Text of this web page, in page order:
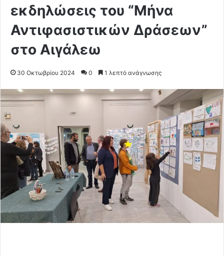
εκδηλώσεις του “Μήνα
Αντιφασιστικών Δράσεων”
στο Αιγάλεω
30 Οκτωβρίου 2024 0 1 λεπτό ανάγνωσης